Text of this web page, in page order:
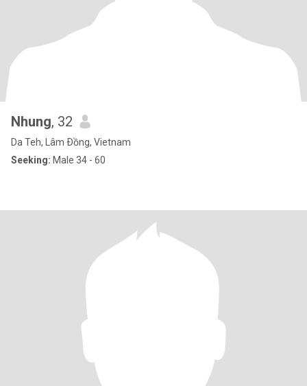
Nhung, 32
Da Teh, Lâm Ðồng, Vietnam
Seeking: Male 34 - 60